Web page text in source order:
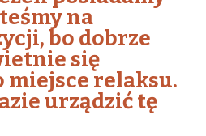
na
bo dobrze
się
miejsce relaksu.
urządzić tę